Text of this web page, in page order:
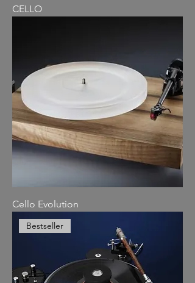
CELLO
Cello Evolution
Bestseller